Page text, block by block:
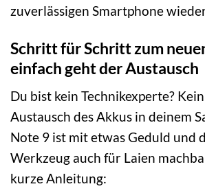
zuverlässigen Smartphone
Schritt für Schritt zum
einfach geht der Austausch
Du bist kein Technikexperte?
Austausch des Akkus in deinem
Note 9 ist mit etwas Geduld und
Werkzeug auch für Laien
kurze Anleitung: